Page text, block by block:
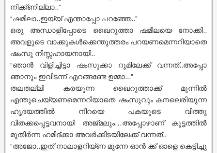
നിക്ക്ണില്ലാ..”
“ഷമീലാ..ഇയ്യ് എന്താപ്പോ പറഞ്ഞേ..”
ഒരു അന്ധാളിപ്പോടെ ഖൈറുത്താ ഷമീലയെ നോക്കി..
അവളുടെ വാക്കുകൾക്കെന്തുത്തരം പറയണമെന്നറിയാതെ
ഷംസു നിസ്സഹായനായി..
“ഞാൻ വിളിച്ചിട്ടാ ഷംസുക്കാ റൂമിലേക്ക് വന്നത്..അപ്പോ
ഞാനും ഇവിടന്ന് എറങ്ങണ്ടേ ഉമ്മാ.‌..”
തലതല്ലി കരയുന്ന ഖൈറുത്താക്ക് മുന്നിൽ
എന്തുചെയ്യണമെന്നറിയാതെ ഷംസുവും കനലെരിയുന്ന
ഹൃദയത്തിൽ നിറയെ പകയുടെ വിത്തു
വിതക്കപ്പെട്ടവനായി അജ്മലും‌…അപ്പോഴാണ് കൂട്ടത്തിൽ
മുതിർന്ന ഹമീദ്ക്കാ അവർക്കിടയിലേക്ക് വന്നത്..
“അജോ..ഇത് നാലാളറിയ്ണ മുന്നേ ഓൻ ക്ക് ഓളെ കെട്ടിച്ചു